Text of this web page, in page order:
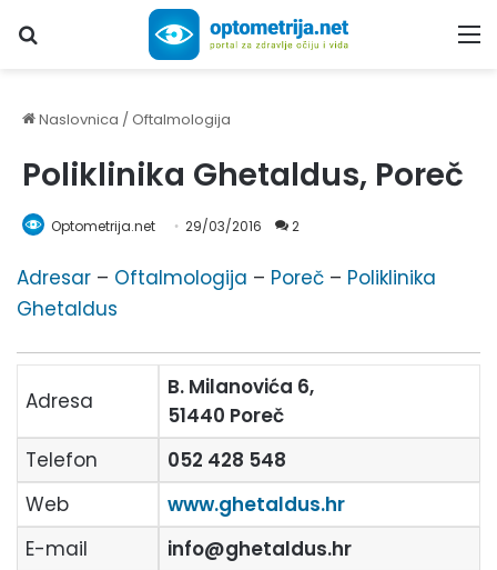
Upiši traženi pojam...
Naslovnica /Oftalmologija
Poliklinika Ghetaldus, Poreč
Optometrija.net 29/03/2016 2
Adresar – Oftalmologija – Poreč – Poliklinika
Ghetaldus
Adresa
B. Milanovića 6,
51440 Poreč
Telefon
052 428 548
Web
www.ghetaldus.hr
E-mail
info@ghetaldus.hr